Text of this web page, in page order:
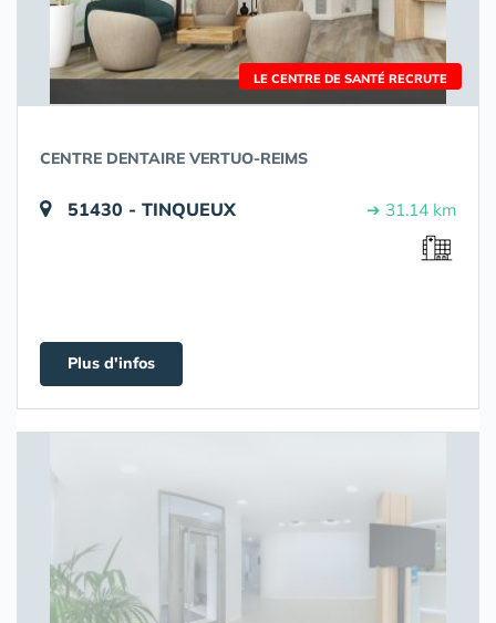
LE CENTRE DE SANTÉ RECRUTE
CENTRE DENTAIRE VERTUO-REIMS
51430 - TINQUEUX ➔ 31.14 km
Plus d'infos